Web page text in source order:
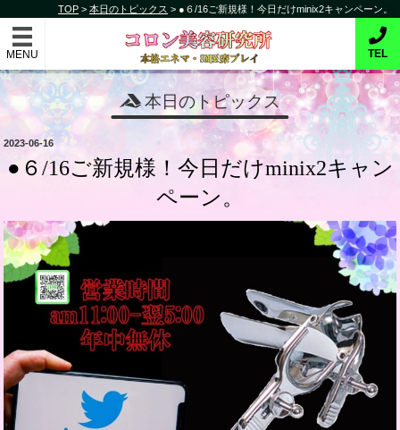
テ
ン
ツ
ス
TOP > 本日のトピックス > ●６/16ご新規様！今日だけminix2キャンペーン。
コロン美容研究所
本格的エネマ・SM医療プレイ TEL
本日のトピックス
投
日:
2023-06-16
●６/16ご新規様！今日だけminix2キャン
ペーン。